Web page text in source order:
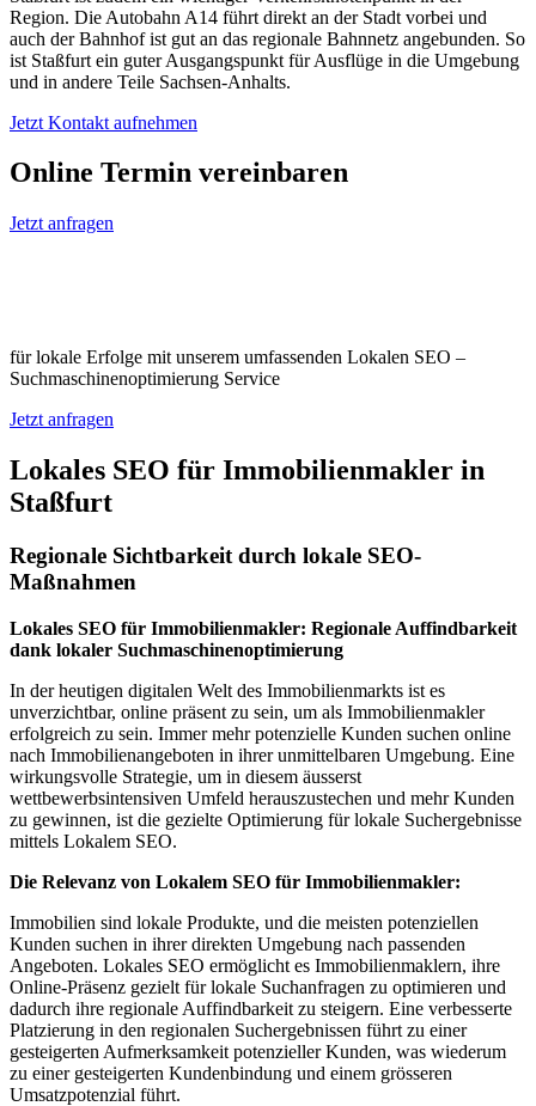
Region. Die Autobahn A14 führt direkt an der Stadt vorbei und
auch der Bahnhof ist gut an das regionale Bahnnetz angebunden. So
ist Staßfurt ein guter Ausgangspunkt für Ausflüge in die Umgebung
und in andere Teile Sachsen-Anhalts.
Jetzt Kontakt aufnehmen
Online Termin vereinbaren
Jetzt anfragen
für lokale Erfolge mit unserem umfassenden Lokalen SEO –
Suchmaschinenoptimierung Service
Jetzt anfragen
Lokales SEO für Immobilienmakler in
Staßfurt
Regionale Sichtbarkeit durch lokale SEO-
Maßnahmen
Lokales SEO für Immobilienmakler: Regionale Auffindbarkeit
dank lokaler Suchmaschinenoptimierung
In der heutigen digitalen Welt des Immobilienmarkts ist es
unverzichtbar, online präsent zu sein, um als Immobilienmakler
erfolgreich zu sein. Immer mehr potenzielle Kunden suchen online
nach Immobilienangeboten in ihrer unmittelbaren Umgebung. Eine
wirkungsvolle Strategie, um in diesem äusserst
wettbewerbsintensiven Umfeld herauszustechen und mehr Kunden
zu gewinnen, ist die gezielte Optimierung für lokale Suchergebnisse
mittels Lokalem SEO.
Die Relevanz von Lokalem SEO für Immobilienmakler:
Immobilien sind lokale Produkte, und die meisten potenziellen
Kunden suchen in ihrer direkten Umgebung nach passenden
Angeboten. Lokales SEO ermöglicht es Immobilienmaklern, ihre
Online-Präsenz gezielt für lokale Suchanfragen zu optimieren und
dadurch ihre regionale Auffindbarkeit zu steigern. Eine verbesserte
Platzierung in den regionalen Suchergebnissen führt zu einer
gesteigerten Aufmerksamkeit potenzieller Kunden, was wiederum
zu einer gesteigerten Kundenbindung und einem grösseren
Umsatzpotenzial führt.